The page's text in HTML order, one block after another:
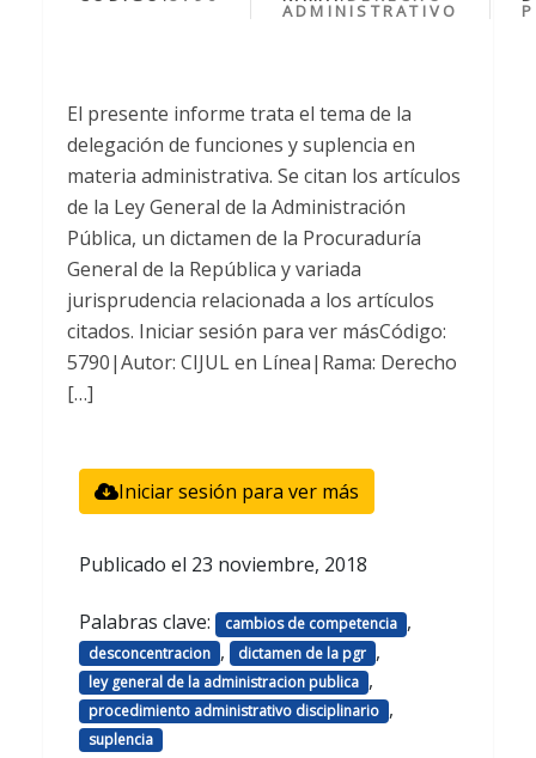
ADMINISTRATIVO
El presente informe trata el tema de la
delegación de funciones y suplencia en
materia administrativa. Se citan los artículos
de la Ley General de la Administración
Pública, un dictamen de la Procuraduría
General de la República y variada
jurisprudencia relacionada a los artículos
citados. Iniciar sesión para ver másCódigo:
5790|Autor: CIJUL en Línea|Rama: Derecho
[…]
Iniciar sesión para ver más
Publicado el 23 noviembre, 2018
Palabras clave: cambios de competencia ,
desconcentracion , dictamen de la pgr ,
ley general de la administracion publica ,
procedimiento administrativo disciplinario ,
suplencia